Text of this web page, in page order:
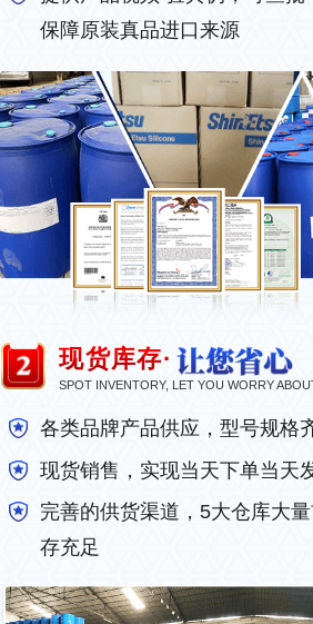
保障原装真品进口来源
现货库存·
SPOT INVENTORY, LET YOU WORRY
各类品牌产品供应，型号规格
现货销售，实现当天下单当天
完善的供货渠道，5大仓库大
存充足